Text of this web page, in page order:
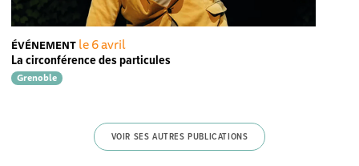
ÉVÉNEMENT le 6 avril
La circonférence des particules
Grenoble
VOIR SES AUTRES PUBLICATIONS